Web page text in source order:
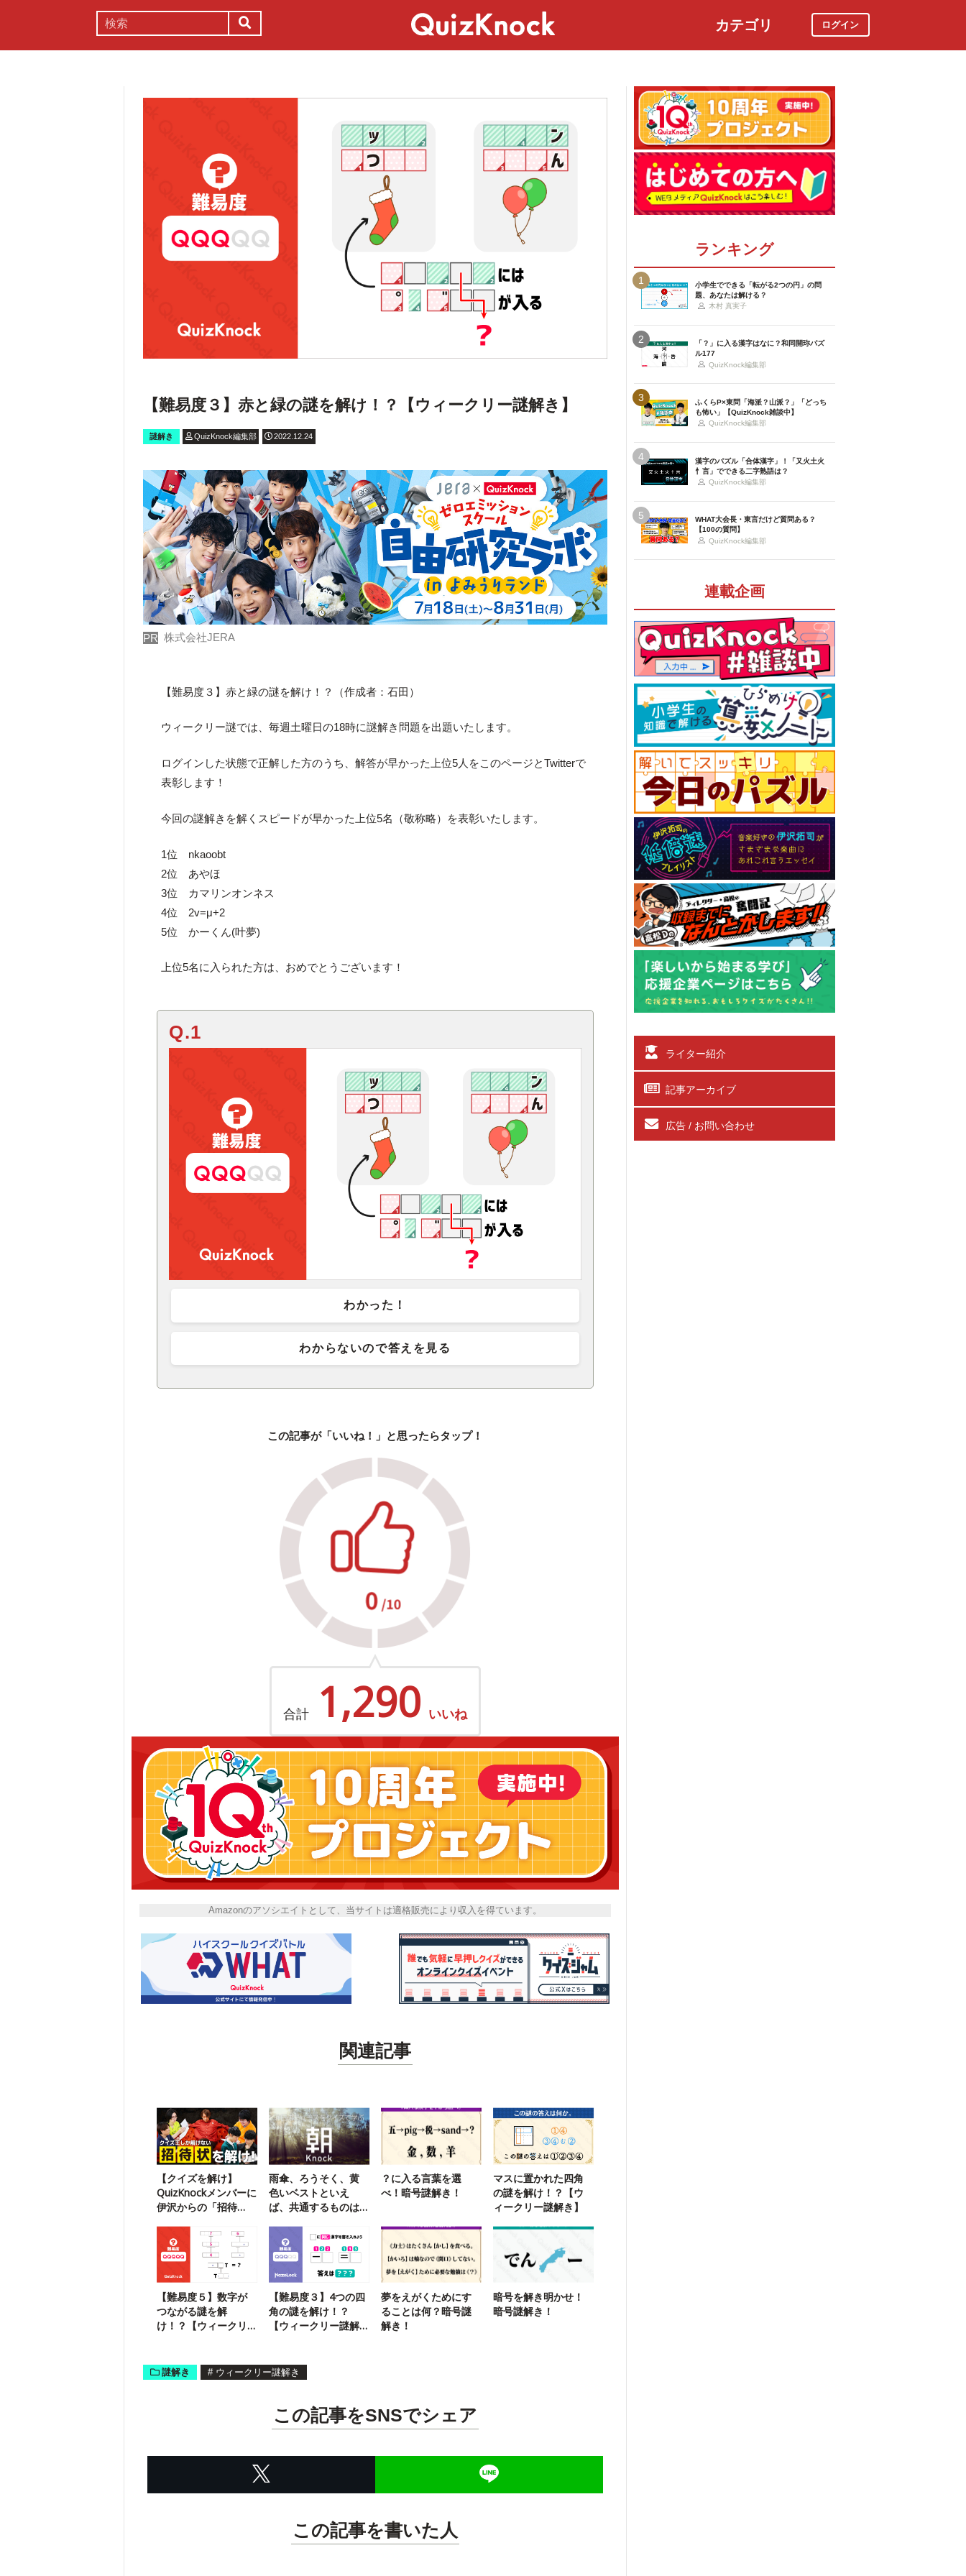
カテゴリ ログイン
【難易度３】赤と緑の謎を解け！？【ウィークリー謎解き】
謎解き QuizKnock編集部 2022.12.24
PR 株式会社JERA
【難易度３】赤と緑の謎を解け！？（作成者：石田）
ウィークリー謎では、毎週土曜日の18時に謎解き問題を出題いたします。
ログインした状態で正解した方のうち、解答が早かった上位5人をこのページとTwitterで
表彰します！
今回の謎解きを解くスピードが早かった上位5名（敬称略）を表彰いたします。
1位 nkaoobt
2位 あやほ
3位 カマリンオンネス
4位 2v=μ+2
5位 かーくん(叶夢)
上位5名に入られた方は、おめでとうございます！
Q.1
わかった！
わからないので答えを見る
この記事が「いいね！」と思ったらタップ！
合計 1,290 いいね
Amazonのアソシエイトとして、当サイトは適格販売により収入を得ています。
関連記事
【クイズを解け】
QuizKnockメンバーに
伊沢からの「招待
雨傘、ろうそく、黄
色いベストといえ
ば、共通するものは
？に入る言葉を選
べ！暗号謎解き！
マスに置かれた四角
の謎を解け！？【ウ
ィークリー謎解き】
【難易度５】数字が
つながる謎を解
け！？【ウィークリ
【難易度３】4つの四
角の謎を解け！？
【ウィークリー謎解
夢をえがくためにす
ることは何？暗号謎
解き！
暗号を解き明かせ！
暗号謎解き！
謎解き # ウィークリー謎解き
この記事をSNSでシェア
この記事を書いた人
ランキング
1
小学生でできる「転がる2つの円」の問
題、あなたは解ける？
木村 真実子
2
「？」に入る漢字はなに？和同開珎パズ
ル177
QuizKnock編集部
3
ふくらP×東問「海派？山派？」「どっち
も怖い」【QuizKnock雑談中】
QuizKnock編集部
4
漢字のパズル「合体漢字」！「又火土火
忄言」でできる二字熟語は？
QuizKnock編集部
5
WHAT大会長・東言だけど質問ある？
【100の質問】
QuizKnock編集部
連載企画
ライター紹介
記事アーカイブ
広告 / お問い合わせ